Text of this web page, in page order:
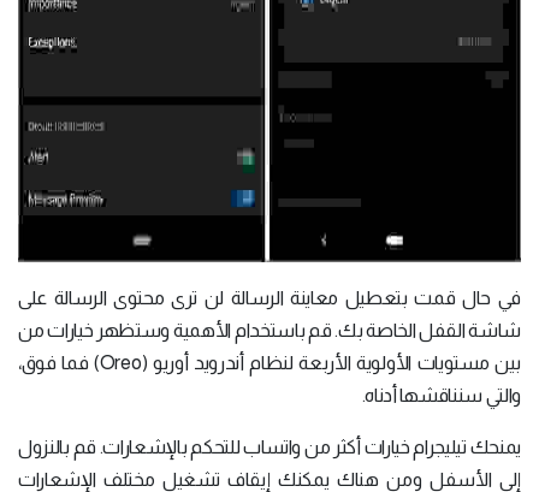
في حال قمت بتعطيل معاينة الرسالة لن ترى محتوى الرسالة على
شاشة القفل الخاصة بك. قم باستخدام الأهمية وستظهر خيارات من
بين مستويات الأولوية الأربعة لنظام أندرويد أوريو (Oreo) فما فوق،
والتي سنناقشها أدناه.
يمنحك تيليجرام خيارات أكثر من واتساب للتحكم بالإشعارات. قم بالنزول
إلى الأسفل ومن هناك يمكنك إيقاف تشغيل مختلف الإشعارات